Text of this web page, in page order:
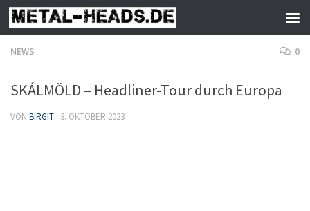
Zum Inhalt springen
NEWS 0
SKÁLMÖLD – Headliner-Tour durch Europa
VON BIRGIT · 3. OKTOBER 2023